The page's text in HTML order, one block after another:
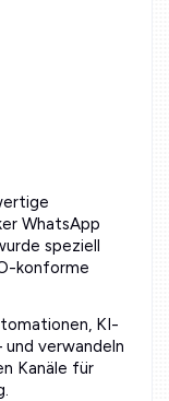
WhatsApp
speziell
konforme
KI-
verwandeln
Kanäle für